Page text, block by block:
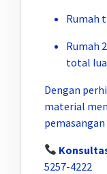
Rumah
Rumah
total
Dengan
material
5257-4222